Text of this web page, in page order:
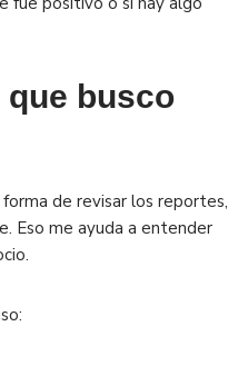
busco
de revisar los reportes,
Eso me ayuda a entender